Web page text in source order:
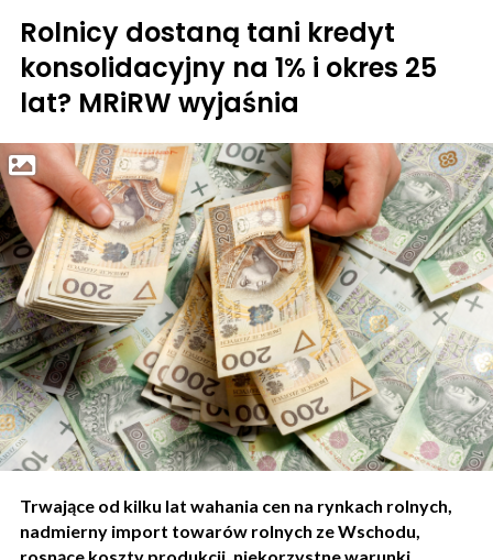
Rolnicy dostaną tani kredyt
konsolidacyjny na 1% i okres 25
lat? MRiRW wyjaśnia
Trwające od kilku lat wahania cen na rynkach rolnych,
nadmierny import towarów rolnych ze Wschodu,